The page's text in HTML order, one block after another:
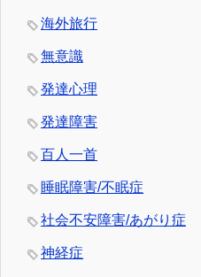
海外旅行
無意識
発達心理
発達障害
百人一首
睡眠障害/不眠症
社会不安障害/あがり症
神経症